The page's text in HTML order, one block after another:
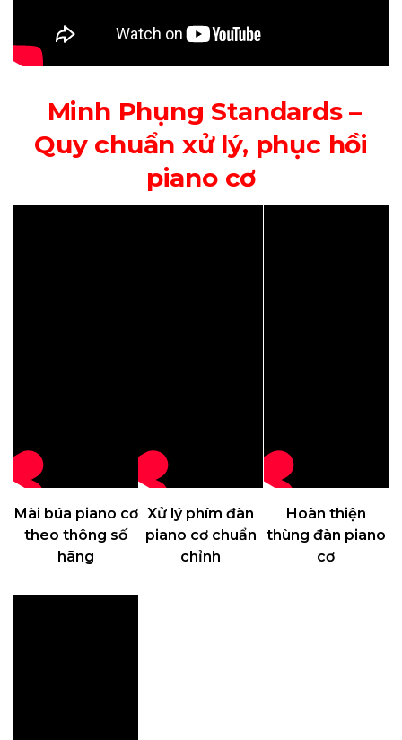
Minh Phụng Standards –
Quy chuẩn xử lý, phục hồi
piano cơ
Mài búa piano cơ
theo thông số
hãng
Xử lý phím đàn
piano cơ chuẩn
chỉnh
Hoàn thiện
thùng đàn piano
cơ